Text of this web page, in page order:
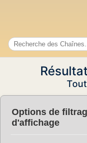
Options de
d'affichage